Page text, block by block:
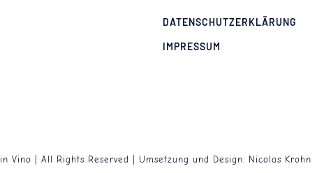
DATENSCHUTZERKLÄRUNG
IMPRESSUM
Vino | All Rights Reserved | Umsetzung und Design: Nicolas Krohn